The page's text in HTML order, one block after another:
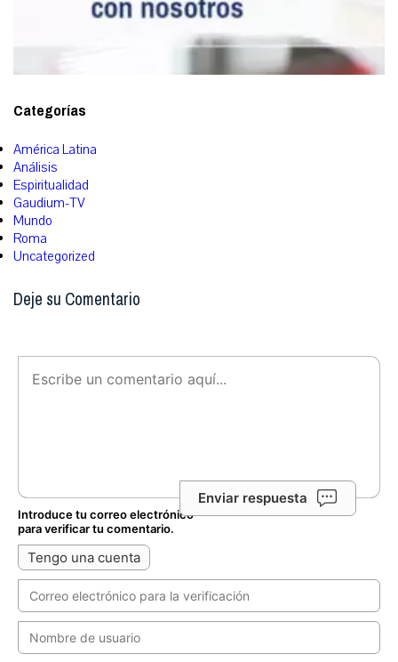
Categorías
América Latina
Análisis
Espiritualidad
Gaudium-TV
Mundo
Roma
Uncategorized
Deje su Comentario
Enviar respuesta
Introduce tu correo electrónico
para verificar tu comentario.
Tengo una cuenta